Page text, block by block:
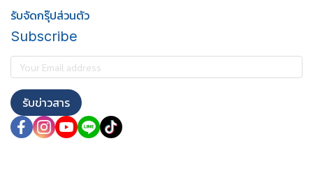
รับจัดกรุ๊ปส่วนตัว
Subscribe
รับข่าวสาร